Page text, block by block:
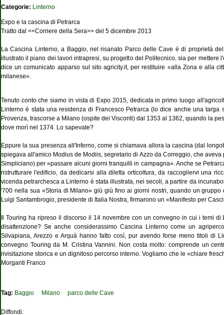
Categorie: Linterno
Expo e la cascina di Petrarca
Tratto dal <<Corriere della Sera>> del 5 dicembre 2013
La Cascina Linterno, a Baggio, nel risanato Parco delle Cave è di proprietà
illustrato il piano dei lavori intrapresi, su progetto del Politecnico, sia per
dice un comunicato apparso sul sito agricity.it, per restituire «alla Zona e alla
milanese».
Tenuto conto che siamo in vista di Expo 2015, dedicata in primo luogo
Linterno è stata una residenza di Francesco Petrarca (lo dice anche una
Provenza, trascorse a Milano (ospite dei Visconti) dal 1353 al 1362, quando la
dove morì nel 1374. Lo sapevate?
Eppure la sua presenza all'Inferno, come si chiamava allora la cascina (dal
spiegava all'amico Modius de Modiis, segretario di Azzo da Correggio, che
Simpliciano) per «passare alcuni giorni tranquilli in campagna». Anche se
ristrutturare l'edificio, da dedicarsi alla diletta orticoltura, da raccogliervi una
vicenda petrarchesca a Linterno è stata illustrata, nei secoli, a partire da
'700 nella sua «Storia di Milano» giù giù fino ai giorni nostri, quando un
Luigi Santambrogio, presidente di Italia Nostra, firmarono un «Manifesto per
Il Touring ha ripreso il discorso il 14 novembre con un convegno in cui i temi
disattenzione? Se anche considerassimo Cascina Linterno come un
Silvapiana, Arezzo e Arquà hanno fatto così, pur avendo forse meno titoli di
convegno Touring da M. Cristina Vannini. Non costa molto: comprende un
rivisitazione storica e un dignitoso percorso interno. Vogliamo che le «chiare
Morganti Franco
Tag: Baggio Milano parco delle Cave
Diffondi: